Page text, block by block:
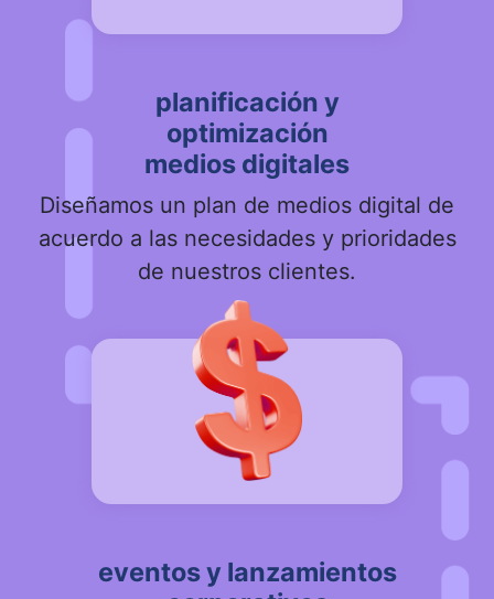
planificación y
optimización
medios digitales
Diseñamos un plan de medios digital de
acuerdo a las necesidades y prioridades
de nuestros clientes.
eventos y lanzamientos